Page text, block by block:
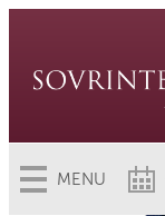
MENU